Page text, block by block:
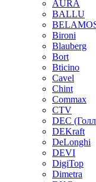
AURA
BALLU
Bironi
Blauberg
Bort
Bticino
Cavel
Chint
Commax
CTV
DEC
DEKraft
DeLonghi
DEVI
DigiTop
Dimetra